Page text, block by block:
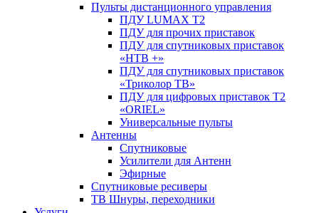
Пульты дистанционного управления
ПДУ LUMAX Т2
ПДУ для прочих приставок
ПДУ для спутниковых приставок
«НТВ +»
ПДУ для спутниковых приставок
«Триколор ТВ»
ПДУ для цифровых приставок Т2
«ORIEL»
Универсальные пульты
Антенны
Спутниковые
Усилители для Антенн
Эфирные
Спутниковые ресиверы
ТВ Шнуры, переходники